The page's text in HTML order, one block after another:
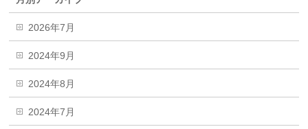
2026年7月
2024年9月
2024年8月
2024年7月